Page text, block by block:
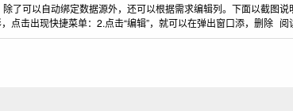
了可以自动绑定数据源外，还可以根据需求编辑列。下面以截图
点击出现快捷菜单：2.点击“编辑”，就可以在弹出窗口添，删除 阅